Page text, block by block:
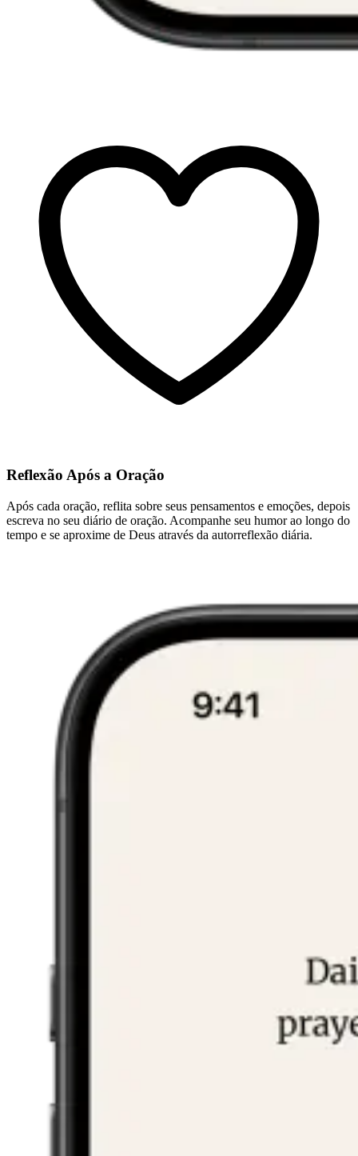
Reflexão Após a Oração
Após cada oração, reflita sobre seus pensamentos e emoções, depois
escreva no seu diário de oração. Acompanhe seu humor ao longo do
tempo e se aproxime de Deus através da autorreflexão diária.